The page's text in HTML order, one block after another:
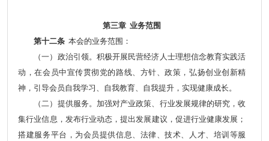
第三章 业务范围
第十二条 本会的业务范围：
（一）政治引领。积极开展民营经济人士理想信念教育实践活
动，在会员中宣传贯彻党的路线、方针、政策，弘扬创业创新精
神，引导会员自我学习、自我教育、自我提升，实现健康成长。
（二）提供服务。加强对产业政策、行业发展规律的研究，收
集行业信息，发布行业动态，提出发展建议，促进行业健康发展；
搭建服务平台，为会员提供信息、法律、技术、人才、培训等服